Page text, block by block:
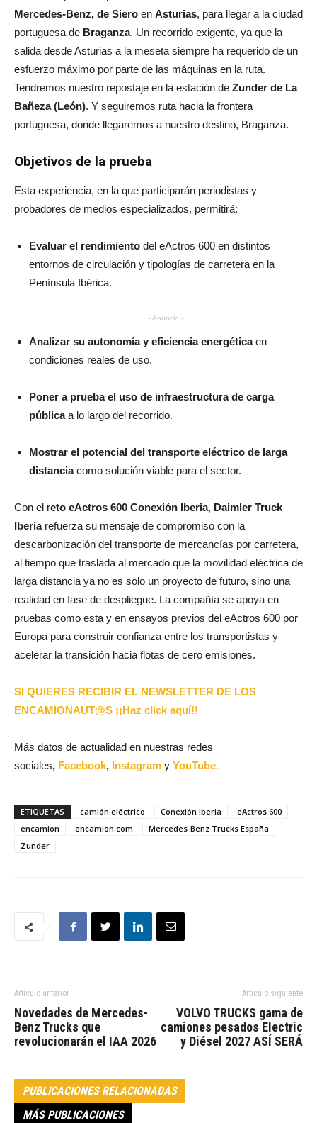
Mercedes-Benz, de Siero en Asturias, para llegar a la ciudad
portuguesa de Braganza. Un recorrido exigente, ya que la
salida desde Asturias a la meseta siempre ha requerido de un
esfuerzo máximo por parte de las máquinas en la ruta.
Tendremos nuestro repostaje en la estación de Zunder de La
Bañeza (León). Y seguiremos ruta hacia la frontera
portuguesa, donde llegaremos a nuestro destino, Braganza.
Objetivos de la prueba
Esta experiencia, en la que participarán periodistas y
probadores de medios especializados, permitirá:
Evaluar el rendimiento del eActros 600 en distintos
entornos de circulación y tipologías de carretera en la
Península Ibérica.
- Anuncio -
Analizar su autonomía y eficiencia energéticaen
condiciones reales de uso.
Poner a prueba el uso de infraestructura de carga
públicaa lo largo del recorrido.
Mostrar el potencial del transporte eléctrico de larga
distanciacomo solución viable para el sector.
Con el reto eActros 600 Conexión Iberia, Daimler Truck
Iberiarefuerza su mensaje de compromiso con la
descarbonización del transporte de mercancías por carretera,
al tiempo que traslada al mercado que la movilidad eléctrica de
larga distancia ya no es solo un proyecto de futuro, sino una
realidad en fase de despliegue. La compañía se apoya en
pruebas como esta y en ensayos previos del eActros 600 por
Europa para construir confianza entre los transportistas y
acelerar la transición hacia flotas de cero emisiones.
SI QUIERES RECIBIR EL NEWSLETTER DE LOS
ENCAMIONAUT@S ¡¡Haz click aquí!!
Más datos de actualidad en nuestras redes
sociales, Facebook, Instagram y YouTube.
ETIQUETAS camión eléctrico Conexión Iberia
eActros 600
encamion
encamion.com
Mercedes-Benz Trucks España
Zunder
Artículo anterior
Novedades de Mercedes-
Benz Trucks que
revolucionarán el IAA 2026
Artículo siguiente
VOLVO TRUCKS gama de
camiones pesados Electric
y Diésel 2027 ASÍ SERÁ
PUBLICACIONES RELACIONADAS
MÁS PUBLICACIONES